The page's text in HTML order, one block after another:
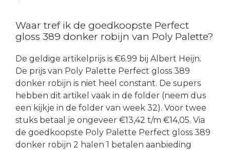
Waar tref ik de goedkoopste Perfect
gloss 389 donker robijn van Poly Palette?
De geldige artikelprijs is €6.99 bij Albert Heijn.
De prijs van Poly Palette Perfect gloss 389
donker robijn is niet heel constant. De supers
hebben dit artikel vaak in de folder (neem dus
een kijkje in de folder van week 32). Voor twee
stuks betaal je ongeveer €13,42 t/m €14,05. Via
de goedkoopste Poly Palette Perfect gloss 389
donker robijn 2 halen 1 betalen aanbieding